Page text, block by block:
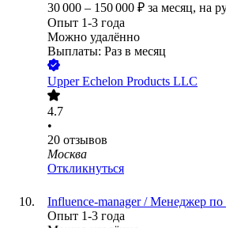
30 000 – 150 000 ₽ за месяц, на
Опыт 1-3 года
Можно удалённо
Выплаты: Раз в месяц
Upper Echelon Products LLC
4.7
•
20 отзывов
Москва
Откликнуться
Influence-manager / Менеджер по
Опыт 1-3 года